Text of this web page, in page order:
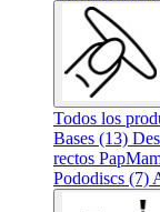
Todos los
Bases (13)
rectos
Pododiscs (7)